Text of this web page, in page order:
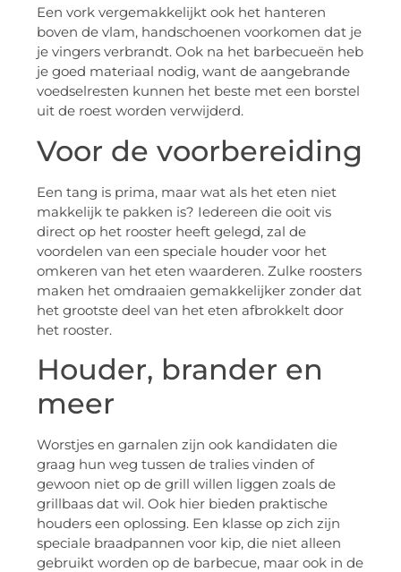
Een vork vergemakkelijkt ook het hanteren
boven de vlam, handschoenen voorkomen dat je
je vingers verbrandt. Ook na het barbecueën heb
je goed materiaal nodig, want de aangebrande
voedselresten kunnen het beste met een borstel
uit de roest worden verwijderd.
Voor de voorbereiding
Een tang is prima, maar wat als het eten niet
makkelijk te pakken is? Iedereen die ooit vis
direct op het rooster heeft gelegd, zal de
voordelen van een speciale houder voor het
omkeren van het eten waarderen. Zulke roosters
maken het omdraaien gemakkelijker zonder dat
het grootste deel van het eten afbrokkelt door
het rooster.
Houder, brander en
meer
Worstjes en garnalen zijn ook kandidaten die
graag hun weg tussen de tralies vinden of
gewoon niet op de grill willen liggen zoals de
grillbaas dat wil. Ook hier bieden praktische
houders een oplossing. Een klasse op zich zijn
speciale braadpannen voor kip, die niet alleen
gebruikt worden op de barbecue, maar ook in de